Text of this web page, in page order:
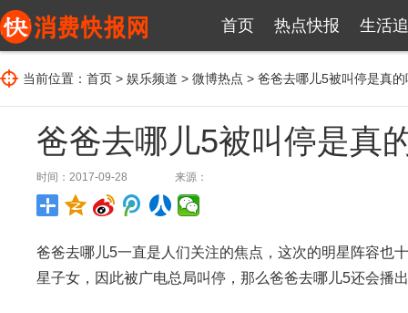
首页 热点快报 生活
当前位置： 首页 > 娱乐频道 > 微博热点 > 爸爸去哪儿5被叫停是真的
爸爸去哪儿5被叫停是真
时间：2017-09-28 来源：
爸爸去哪儿5一直是人们关注的焦点，这次的明星阵容也
星子女，因此被广电总局叫停，那么爸爸去哪儿5还会播